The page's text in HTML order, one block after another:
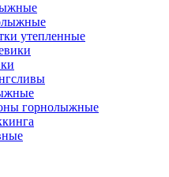
утепленные
горнолыжные